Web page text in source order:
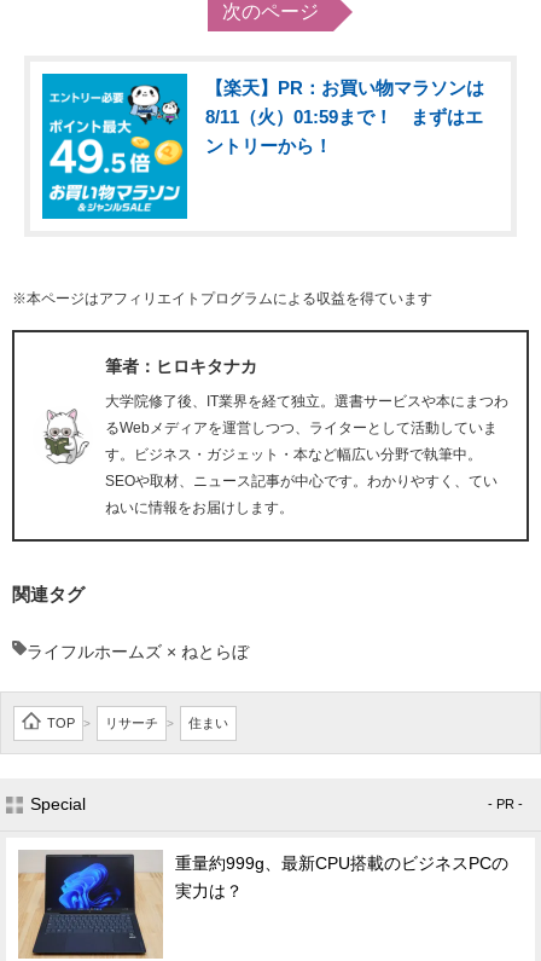
次のページ
【楽天】PR：お買い物マラソンは
8/11（火）01:59まで！ まずはエ
ントリーから！
※本ページはアフィリエイトプログラムによる収益を得ています
筆者：ヒロキタナカ
大学院修了後、IT業界を経て独立。選書サービスや本にまつわ
るWebメディアを運営しつつ、ライターとして活動していま
す。ビジネス・ガジェット・本など幅広い分野で執筆中。
SEOや取材、ニュース記事が中心です。わかりやすく、てい
ねいに情報をお届けします。
関連タグ
ライフルホームズ × ねとらぼ
TOP > リサーチ > 住まい
Special - PR -
重量約999g、最新CPU搭載のビジネスPCの
実力は？